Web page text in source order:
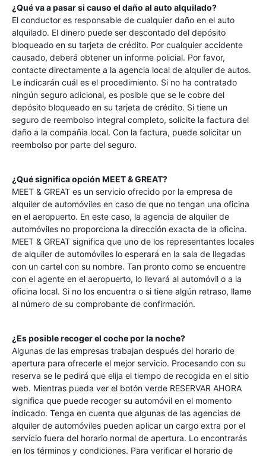
¿Qué va a pasar si causo el daño al auto alquilado?
El conductor es responsable de cualquier daño en el auto
alquilado. El dinero puede ser descontado del depósito
bloqueado en su tarjeta de crédito. Por cualquier accidente
causado, deberá obtener un informe policial. Por favor,
contacte directamente a la agencia local de alquiler de autos.
Le indicarán cuál es el procedimiento. Si no ha contratado
ningún seguro adicional, es posible que se le cobre del
depósito bloqueado en su tarjeta de crédito. Si tiene un
seguro de reembolso integral completo, solicite la factura del
daño a la compañía local. Con la factura, puede solicitar un
reembolso por parte del seguro.
¿Qué significa opción MEET & GREAT?
MEET & GREAT es un servicio ofrecido por la empresa de
alquiler de automóviles en caso de que no tengan una oficina
en el aeropuerto. En este caso, la agencia de alquiler de
automóviles no proporciona la dirección exacta de la oficina.
MEET & GREAT significa que uno de los representantes locales
de alquiler de automóviles lo esperará en la sala de llegadas
con un cartel con su nombre. Tan pronto como se encuentre
con el agente en el aeropuerto, lo llevará al automóvil o a la
oficina local. Si no los encuentra o si tiene algún retraso, llame
al número de su comprobante de confirmación.
¿Es posible recoger el coche por la noche?
Algunas de las empresas trabajan después del horario de
apertura para ofrecerle el mejor servicio. Procesando con su
reserva se le pedirá que elija el tiempo de recogida en el sitio
web. Mientras pueda ver el botón verde RESERVAR AHORA
significa que puede recoger su automóvil en el momento
indicado. Tenga en cuenta que algunas de las agencias de
alquiler de automóviles pueden aplicar un cargo extra por el
servicio fuera del horario normal de apertura. Lo encontrarás
en los términos y condiciones. Para verificar el horario de